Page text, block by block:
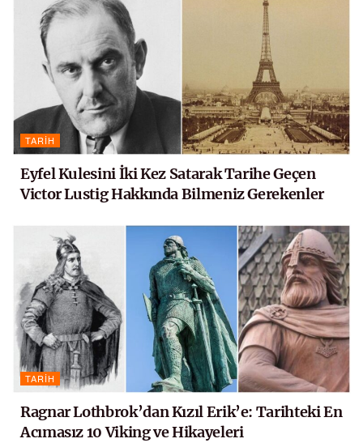
TARIH
Eyfel Kulesini İki Kez Satarak Tarihe Geçen
Victor Lustig Hakkında Bilmeniz Gerekenler
TARIH
Ragnar Lothbrok’dan Kızıl Erik’e: Tarihteki En
Acımasız 10 Viking ve Hikayeleri